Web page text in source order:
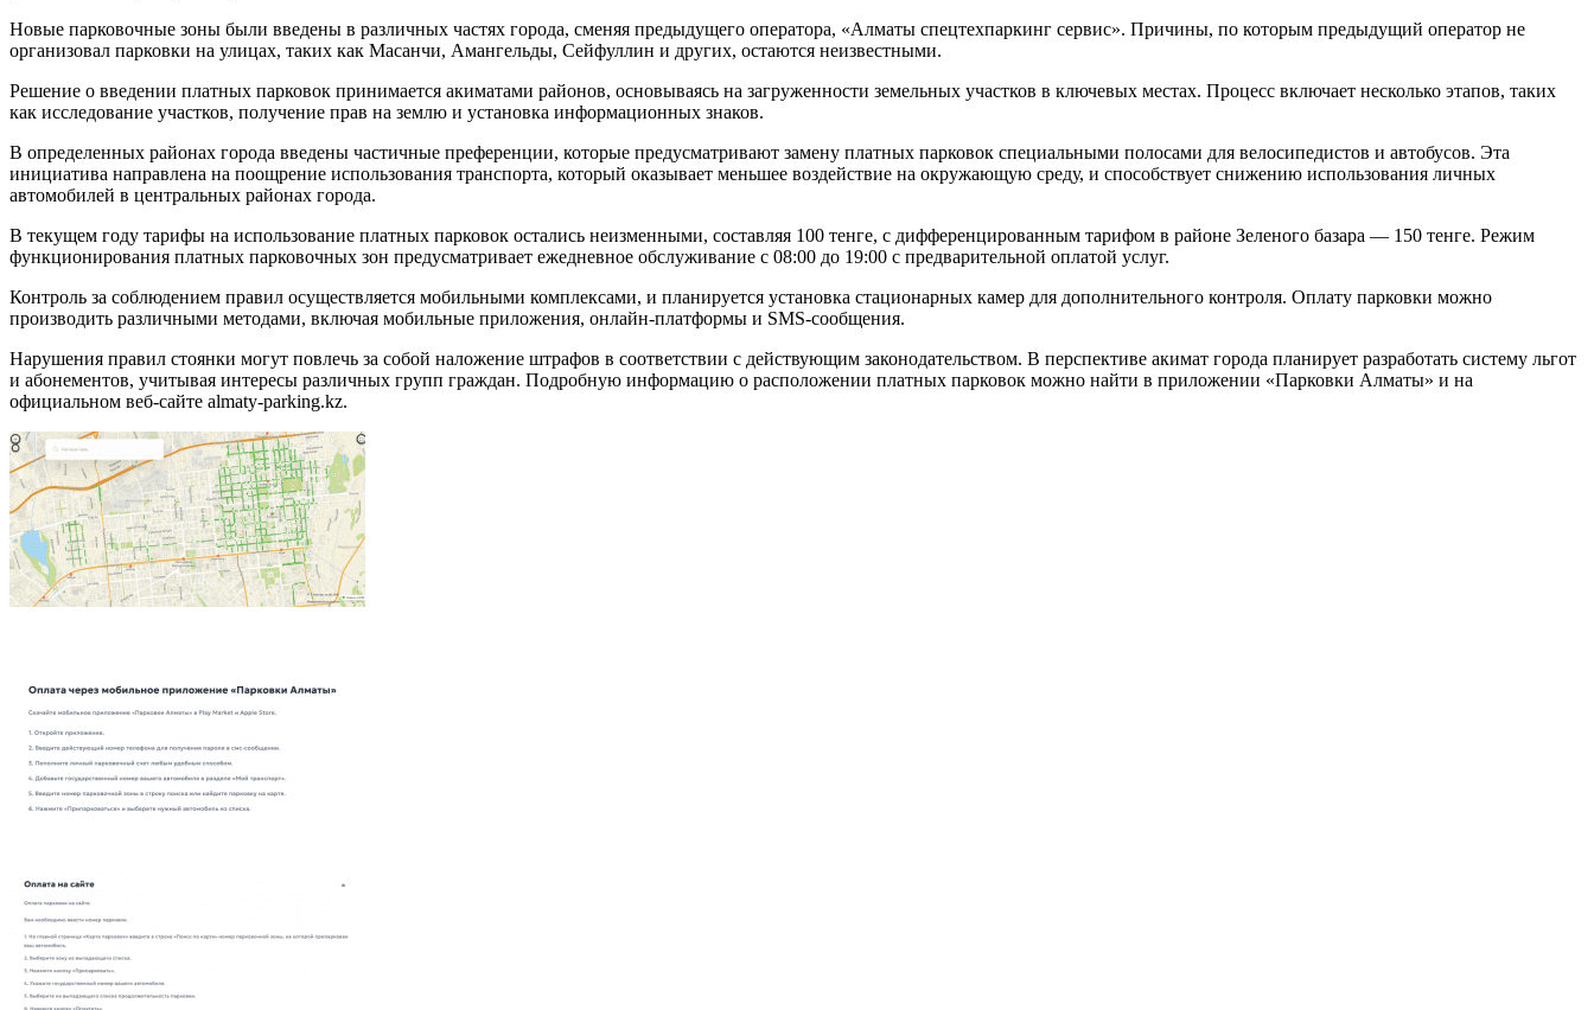
Новые парковочные зоны были введены в различных частях города, сменяя предыдущего оператора, «Алматы спецтехпаркинг сервис». Причины, по которым предыдущий оператор не
организовал парковки на улицах, таких как Масанчи, Амангельды, Сейфуллин и других, остаются неизвестными.
Решение о введении платных парковок принимается акиматами районов, основываясь на загруженности земельных участков в ключевых местах. Процесс включает несколько этапов, таких
как исследование участков, получение прав на землю и установка информационных знаков.
В определенных районах города введены частичные преференции, которые предусматривают замену платных парковок специальными полосами для велосипедистов и автобусов. Эта
инициатива направлена на поощрение использования транспорта, который оказывает меньшее воздействие на окружающую среду, и способствует снижению использования личных
автомобилей в центральных районах города.
В текущем году тарифы на использование платных парковок остались неизменными, составляя 100 тенге, с дифференцированным тарифом в районе Зеленого базара — 150 тенге. Режим
функционирования платных парковочных зон предусматривает ежедневное обслуживание с 08:00 до 19:00 с предварительной оплатой услуг.
Контроль за соблюдением правил осуществляется мобильными комплексами, и планируется установка стационарных камер для дополнительного контроля. Оплату парковки можно
производить различными методами, включая мобильные приложения, онлайн-платформы и SMS-сообщения.
Нарушения правил стоянки могут повлечь за собой наложение штрафов в соответствии с действующим законодательством. В перспективе акимат города планирует разработать систему льгот
и абонементов, учитывая интересы различных групп граждан. Подробную информацию о расположении платных парковок можно найти в приложении «Парковки Алматы» и на
официальном веб-сайте almaty-parking.kz.